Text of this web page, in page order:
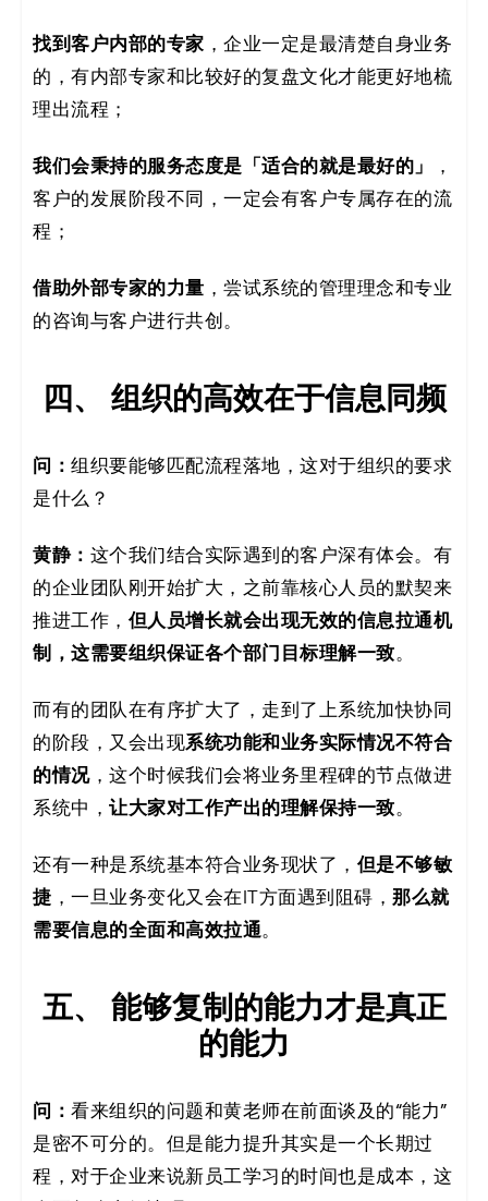
找到客户内部的专家 ，企业一定是最清楚自身业务
的，有内部专家和比较好的复盘文化才能更好地梳
理出流程；
我们会秉持的服务态度是「适合的就是最好的」
，
客户的发展阶段不同，一定会有客户专属存在的流
程；
借助外部专家的力量 ，尝试系统的管理理念和专业
的咨询与客户进行共创。
四、 组织的高效在于信息同频
问： 组织要能够匹配流程落地，这对于组织的要求
是什么？
黄静： 这个我们结合实际遇到的客户深有体会。有
的企业团队刚开始扩大，之前靠核心人员的默契来
推进工作， 但人员增长就会出现无效的信息拉通机
制，这需要组织保证各个部门目标理解一致。
而有的团队在有序扩大了，走到了上系统加快协同
的阶段，又会出现系统功能和业务实际情况不符合
的情况，这个时候我们会将业务里程碑的节点做进
系统中， 让大家对工作产出的理解保持一致。
还有一种是系统基本符合业务现状了， 但是不够敏
捷 ，一旦业务变化又会在IT方面遇到阻碍， 那么就
需要信息的全面和高效拉通。
五、 能够复制的能力才是真正
的能力
问： 看来组织的问题和黄老师在前面谈及的“能力”
是密不可分的。但是能力提升其实是一个长期过
程，对于企业来说新员工学习的时间也是成本，这